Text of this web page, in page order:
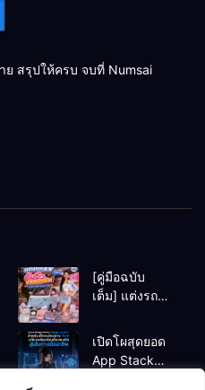
ย สรุปให้ครบ จบที่ Numsai
[คู่มือฉบับ
เต็ม] แต่งรถ
Y2K! งบหลัก
พัน (ไม่เกิน
หมื่น) ให้น่า
เปิดโผสุดยอด
App Stack